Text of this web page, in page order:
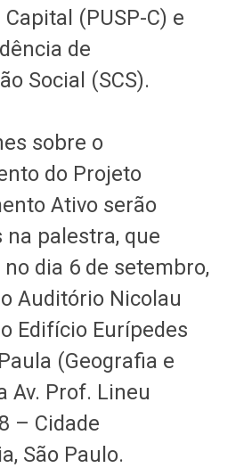
(PUSP-C) e
de
Social (SCS).
sobre o
do Projeto
Ativo serão
palestra, que
dia 6 de setembro,
Auditório Nicolau
Edifício Eurípedes
(Geografia e
Av. Prof. Lineu
– Cidade
São Paulo.